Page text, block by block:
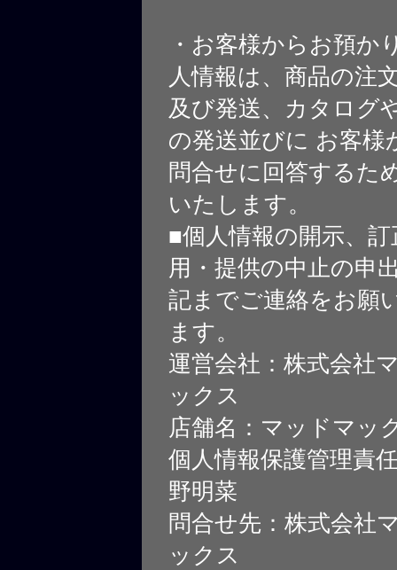
・お客様からお預か
人情報は、商品の注
及び発送、カタログ
の発送並びに お客様
問合せに回答するた
いたします。
■個人情報の開示、
用・提供の中止の申
記までご連絡をお願
ます。
運営会社：株式会社
ックス
店舗名：マッドマッ
個人情報保護管理責
野明菜
問合せ先：株式会社
ックス